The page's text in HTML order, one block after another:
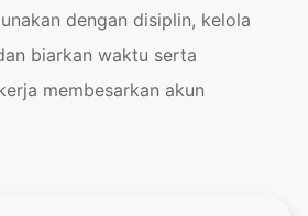
dengan disiplin, kelola
biarkan waktu serta
membesarkan akun